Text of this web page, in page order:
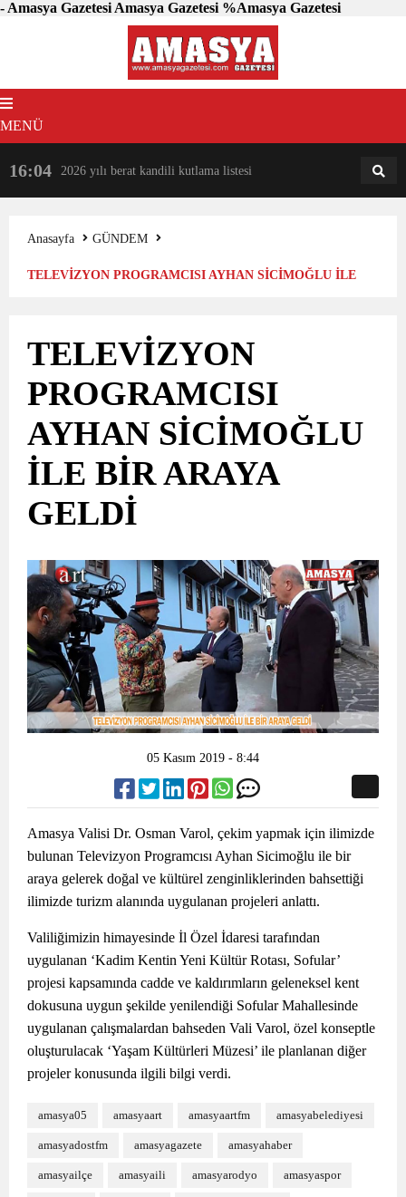
- Amasya Gazetesi Amasya Gazetesi %Amasya Gazetesi
MENÜ
16:04 2026 yılı berat kandili kutlama listesi 18:31
Anasayfa
GÜNDEM
TELEVİZYON PROGRAMCISI AYHAN SİCİMOĞLU İLE
TELEVİZYON
PROGRAMCISI
AYHAN SİCİMOĞLU
İLE BİR ARAYA
GELDİ
05 Kasım 2019 - 8:44
Amasya Valisi Dr. Osman Varol, çekim yapmak için ilimizde
bulunan Televizyon Programcısı Ayhan Sicimoğlu ile bir
araya gelerek doğal ve kültürel zenginliklerinden bahsettiği
ilimizde turizm alanında uygulanan projeleri anlattı.
Valiliğimizin himayesinde İl Özel İdaresi tarafından
uygulanan ‘Kadim Kentin Yeni Kültür Rotası, Sofular’
projesi kapsamında cadde ve kaldırımların geleneksel kent
dokusuna uygun şekilde yenilendiği Sofular Mahallesinde
uygulanan çalışmalardan bahseden Vali Varol, özel konseptle
oluşturulacak ‘Yaşam Kültürleri Müzesi’ ile planlanan diğer
projeler konusunda ilgili bilgi verdi.
amasya05 amasyaart amasyaartfm amasyabelediyesi
amasyadostfm amasyagazete amasyahaber
amasyailçe amasyaili amasyarodyo amasyaspor